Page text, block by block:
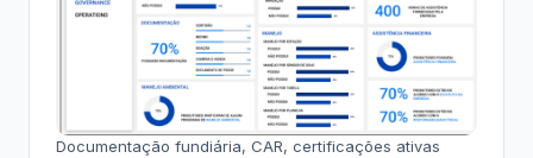
Documentação fundiária, CAR, certificações ativas